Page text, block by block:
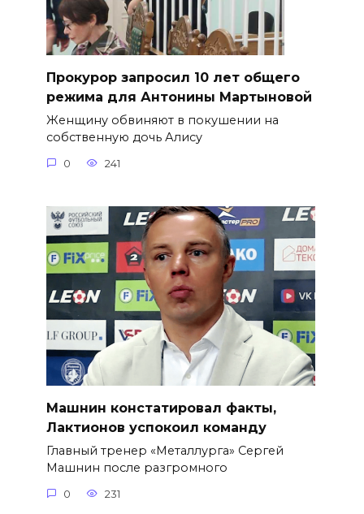
​Прокурор запросил 10 лет общего
режима для Антонины Мартыновой
Женщину обвиняют в покушении на
собственную дочь Алису
0 241
Машнин констатировал факты,
Лактионов успокоил команду
Главный тренер «Металлурга» Сергей
Машнин после разгромного
0 231